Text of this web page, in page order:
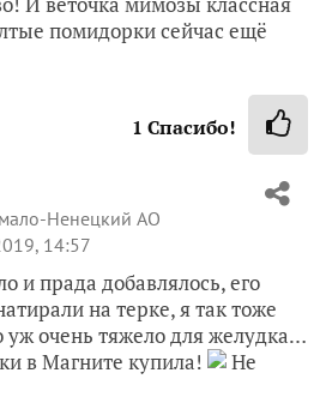
помидорки сейчас ещё
1 Спасибо!
Ненецкий АО
14:57
и прада добавлялось, его
на терке, я так тоже
уж очень тяжело для желудка…
в Магните купила!
Не